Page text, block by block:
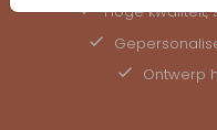
Hoge
Ontwerp